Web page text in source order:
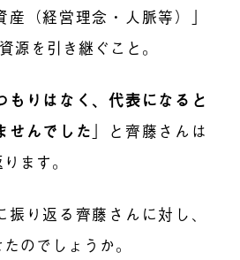
（経営理念・人脈等）」
源を引き継ぐこと。
もりはなく、代表になると
せんでした 」と齊藤さんは
ます。
り返る齊藤さんに対し、
のでしょうか。